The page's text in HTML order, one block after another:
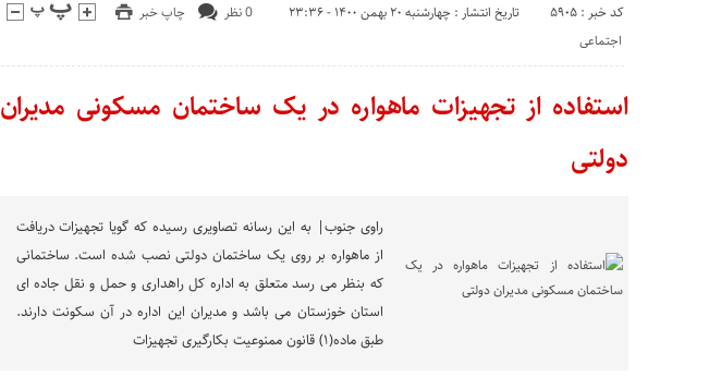
کد خبر : 5905 تاریخ انتشار : چهارشنبه ۲۰ بهمن ۱۴۰۰ - ۲۳:۳۶ چاپ خبر
0 نظر
اجتماعی
استفاده از تجهیزات ماهواره در یک ساختمان مسکونی مدیران
دولتی
راوی جنوب| به این رسانه تصاویری رسیده که گویا تجهیزات دریافت
از ماهواره بر روی یک ساختمان دولتی نصب شده است. ساختمانی
که بنظر می رسد متعلق به اداره کل راهداری و حمل و نقل جاده ای
استان خوزستان می باشد و مدیران این اداره در آن سکونت دارند.
طبق ماده(۱) قانون ممنوعیت بکارگیری تجهیزات